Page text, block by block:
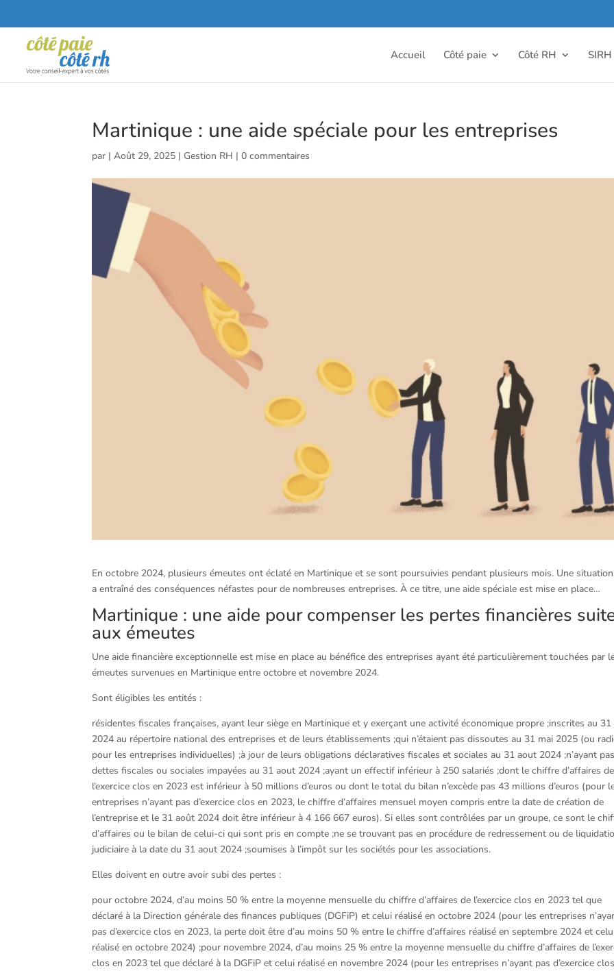
Accueil Côté paie Côté RH SIRH
Martinique : une aide spéciale pour les entreprises
par |Août 29, 2025 | Gestion RH |0 commentaires
En octobre 2024, plusieurs émeutes ont éclaté en Martinique et se sont poursuivies pendant plusieurs mois. Une
a entraîné des conséquences néfastes pour de nombreuses entreprises. À ce titre, une aide spéciale est mise en place…
Martinique : une aide pour compenser les pertes financières
aux émeutes
Une aide financière exceptionnelle est mise en place au bénéfice des entreprises ayant été particulièrement touchées par
émeutes survenues en Martinique entre octobre et novembre 2024.
Sont éligibles les entités :
résidentes fiscales françaises, ayant leur siège en Martinique et y exerçant une activité économique propre ;inscrites au
2024 au répertoire national des entreprises et de leurs établissements ;qui n’étaient pas dissoutes au 31 mai 2025 (ou
pour les entreprises individuelles) ;à jour de leurs obligations déclaratives fiscales et sociales au 31 aout 2024 ;n’ayant
dettes fiscales ou sociales impayées au 31 aout 2024 ;ayant un effectif inférieur à 250 salariés ;dont le chiffre d’affaires de
l’exercice clos en 2023 est inférieur à 50 millions d’euros ou dont le total du bilan n’excède pas 43 millions d’euros (pour
entreprises n’ayant pas d’exercice clos en 2023, le chiffre d’affaires mensuel moyen compris entre la date de création de
l’entreprise et le 31 août 2024 doit être inférieur à 4 166 667 euros). Si elles sont contrôlées par un groupe, ce sont le
d’affaires ou le bilan de celui-ci qui sont pris en compte ;ne se trouvant pas en procédure de redressement ou de
judiciaire à la date du 31 aout 2024 ;soumises à l’impôt sur les sociétés pour les associations.
Elles doivent en outre avoir subi des pertes :
pour octobre 2024, d’au moins 50 % entre la moyenne mensuelle du chiffre d’affaires de l’exercice clos en 2023 tel que
déclaré à la Direction générale des finances publiques (DGFiP) et celui réalisé en octobre 2024 (pour les entreprises
pas d’exercice clos en 2023, la perte doit être d’au moins 50 % entre le chiffre d’affaires réalisé en septembre 2024 et
réalisé en octobre 2024) ;pour novembre 2024, d’au moins 25 % entre la moyenne mensuelle du chiffre d’affaires de
clos en 2023 tel que déclaré à la DGFiP et celui réalisé en novembre 2024 (pour les entreprises n’ayant pas d’exercice